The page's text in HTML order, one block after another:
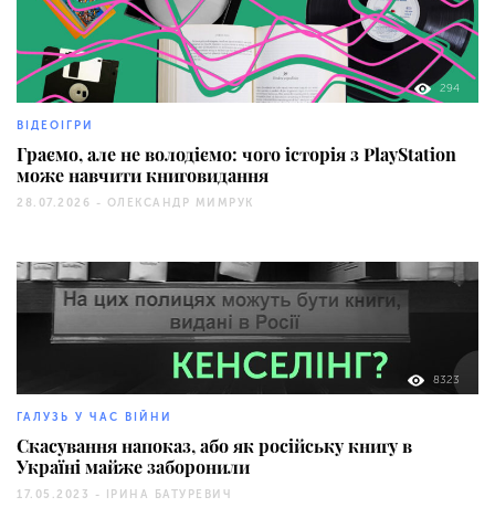
294
ВІДЕОІГРИ
Граємо, але не володіємо: чого історія з PlayStation
може навчити книговидання
28.07.2026 - ОЛЕКСАНДР МИМРУК
8323
ГАЛУЗЬ У ЧАС ВІЙНИ
Скасування напоказ, або як російську книгу в
Україні майже заборонили
17.05.2023 - ІРИНА БАТУРЕВИЧ